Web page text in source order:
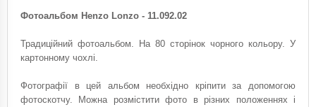
Фотоальбом Henzo Lonzo - 11.092.02
Традиційний фотоальбом. На 80 сторінок чорного кольору. У
картонному чохлі.
Фотографії в цей альбом необхідно кріпити за допомогою
фотоскотчу. Можна розмістити фото в різних положеннях і